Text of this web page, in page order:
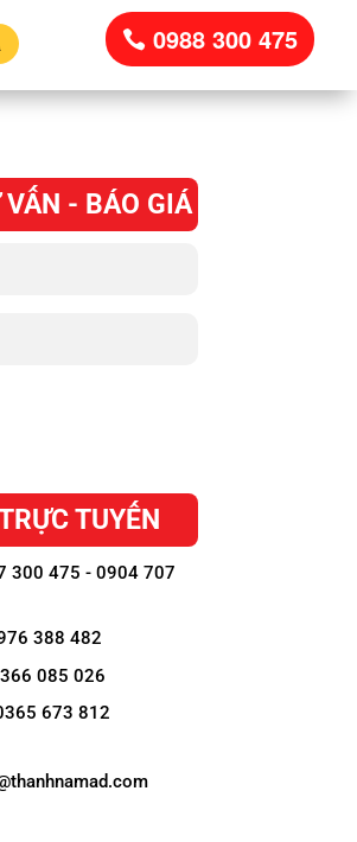
0988 300 475
VẤN - BÁO GIÁ
TUYẾN
300 475 - 0904 707
388 482
085 026
673 812